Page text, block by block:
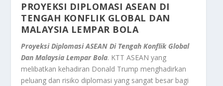
PROYEKSI DIPLOMASI ASEAN DI
TENGAH KONFLIK GLOBAL DAN
MALAYSIA LEMPAR BOLA
Proyeksi Diplomasi ASEAN Di Tengah Konflik Global
Dan Malaysia Lempar Bola. KTT ASEAN yang
melibatkan kehadiran Donald Trump menghadirkan
peluang dan risiko diplomasi yang sangat besar bagi